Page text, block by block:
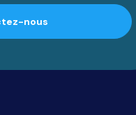
nous